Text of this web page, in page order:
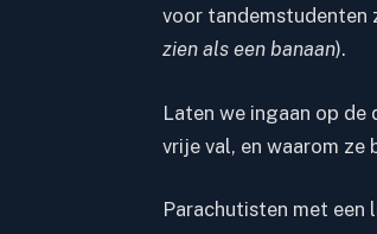
voor tandemstudenten
zien als een banaan).
Laten we ingaan op
vrije val, en waarom ze
Parachutisten met een